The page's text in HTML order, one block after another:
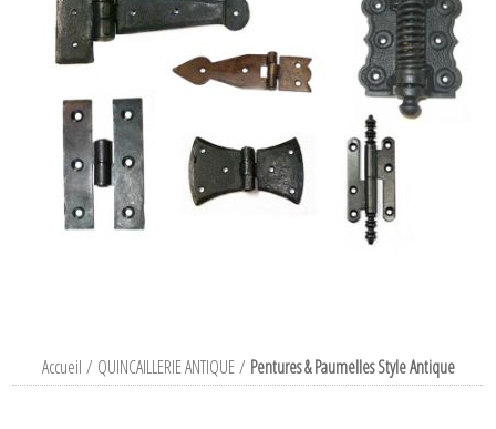
Accueil / QUINCAILLERIE ANTIQUE / Pentures & Paumelles Style Antique